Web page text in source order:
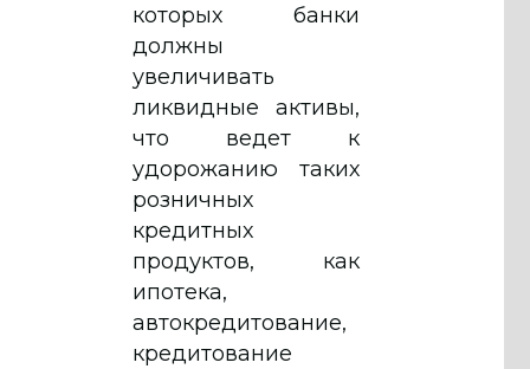
которых банки
должны
увеличивать
ликвидные активы,
что ведет к
удорожанию таких
розничных
кредитных
продуктов, как
ипотека,
автокредитование,
кредитование